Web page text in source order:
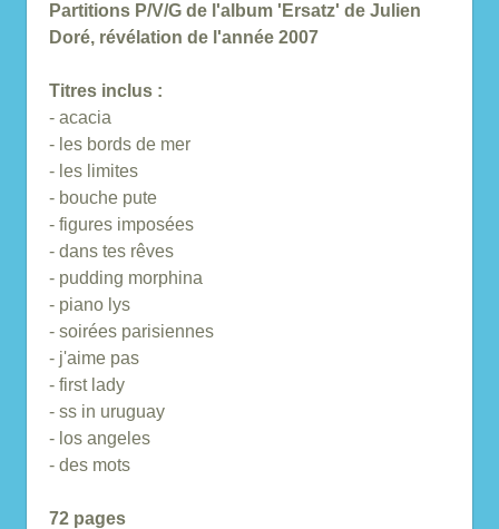
Partitions P/V/G de l'album 'Ersatz' de Julien
Doré, révélation de l'année 2007
Titres inclus :
- acacia
- les bords de mer
- les limites
- bouche pute
- figures imposées
- dans tes rêves
- pudding morphina
- piano lys
- soirées parisiennes
- j'aime pas
- first lady
- ss in uruguay
- los angeles
- des mots
72 pages